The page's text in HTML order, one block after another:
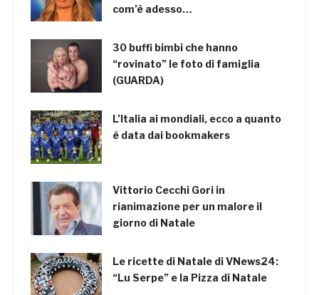
com’è adesso…
30 buffi bimbi che hanno
“rovinato” le foto di famiglia
(GUARDA)
L’Italia ai mondiali, ecco a quanto
è data dai bookmakers
Vittorio Cecchi Gori in
rianimazione per un malore il
giorno di Natale
Le ricette di Natale di VNews24:
“Lu Serpe” e la Pizza di Natale